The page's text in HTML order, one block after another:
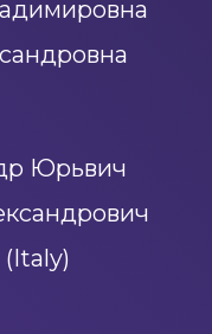
Юрьвич